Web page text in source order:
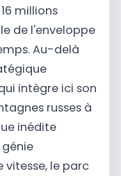
millions
de l'enveloppe
Au-delà
intègre ici son
russes à
inédite
le parc